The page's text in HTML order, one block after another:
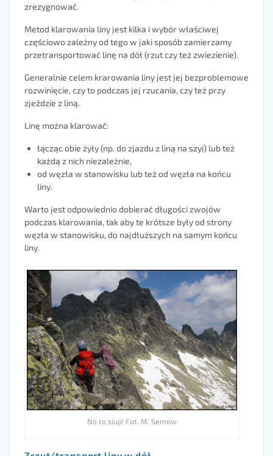
zrezygnować.
Metod klarowania liny jest kilka i wybór właściwej
częściowo zależny od tego w jaki sposób zamierzamy
przetransportować linę na dół (rzut czy też zwiezienie).
Generalnie celem krarowania liny jest jej bezproblemowe
rozwinięcie, czy to podczas jej rzucania, czy też przy
zjeździe z liną.
Linę można klarować:
łącząc obie żyły (np. do zjazdu z liną na szyi) lub też
każdą z nich niezależnie,
od węzła w stanowisku lub też od węzła na końcu
liny.
Warto jest odpowiednio dobierać długości zwojów
podczas klarowania, tak aby te krótsze były od strony
węzła w stanowisku, do najdłuższych na samym końcu
liny.
No to siup! Fot. M. Semow